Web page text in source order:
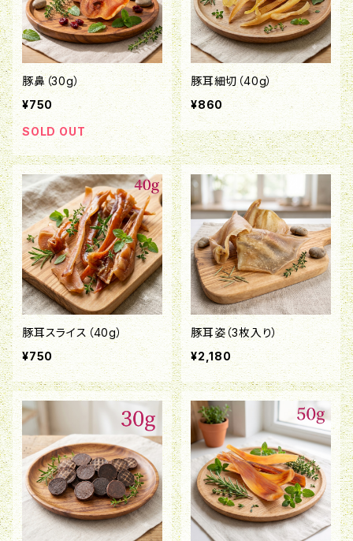
豚鼻（30g）
¥750
SOLD OUT
豚耳細切（40g）
¥860
豚耳スライス（40g）
¥750
豚耳姿（3枚入り）
¥2,180